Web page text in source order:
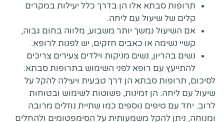
תרופות סבתא אלו הן בדרך כלל יעילות במקרים
קלים של שיעול עם ליחה.
אם השיעול נמשך יותר משבוע, מלווה בחום גבוה,
קשיי נשימה או כאבים חזקים, יש לפנות לרופא.
נשים בהריון, נשים מניקות וילדים צעירים צריכים
להתייעץ עם רופא לפני השימוש בתרופות סבתא.
לסיכום, תרופות סבתא הן דרך טבעית ויעילה להקל על
שיעול עם ליחה. הן זמינות, פשוטות לשימוש ובטוחות
לרוב. יחד עם טיפים נוספים כמו שתיית נוזלים מרובה
ומנוחה, ניתן להקל משמעותית על הסימפטומים ולהחלים